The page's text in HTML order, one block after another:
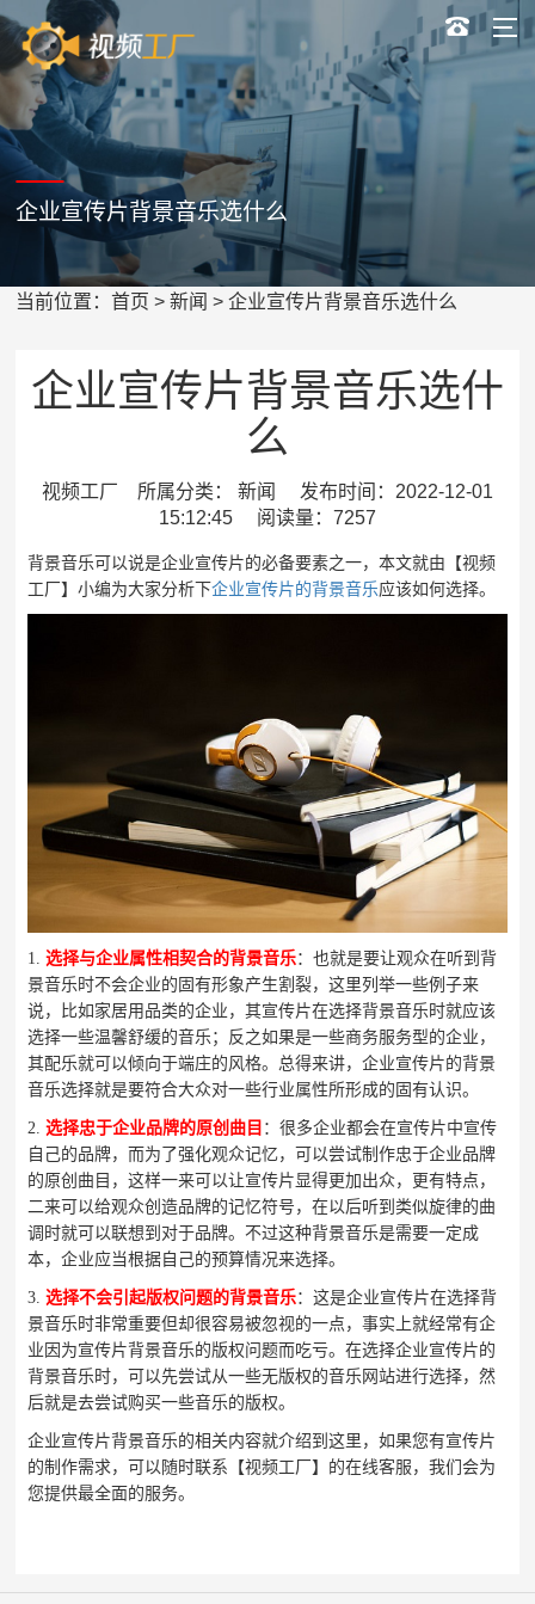
企业宣传片背景音乐选什么
当前位置：首页 >新闻 > 企业宣传片背景音乐选什么
企业宣传片背景音乐选什
么
视频工厂 所属分类： 新闻 发布时间：2022-12-01
15:12:45 阅读量：7257
背景音乐可以说是企业宣传片的必备要素之一，本文就由【视频
工厂】小编为大家分析下企业宣传片的背景音乐应该如何选择。
1.选择与企业属性相契合的背景音乐：也就是要让观众在听到背
景音乐时不会企业的固有形象产生割裂，这里列举一些例子来
说，比如家居用品类的企业，其宣传片在选择背景音乐时就应该
选择一些温馨舒缓的音乐；反之如果是一些商务服务型的企业，
其配乐就可以倾向于端庄的风格。总得来讲，企业宣传片的背景
音乐选择就是要符合大众对一些行业属性所形成的固有认识。
2.选择忠于企业品牌的原创曲目 ：很多企业都会在宣传片中宣传
自己的品牌，而为了强化观众记忆，可以尝试制作忠于企业品牌
的原创曲目，这样一来可以让宣传片显得更加出众，更有特点，
二来可以给观众创造品牌的记忆符号，在以后听到类似旋律的曲
调时就可以联想到对于品牌。不过这种背景音乐是需要一定成
本，企业应当根据自己的预算情况来选择。
3.选择不会引起版权问题的背景音乐：这是企业宣传片在选择背
景音乐时非常重要但却很容易被忽视的一点，事实上就经常有企
业因为宣传片背景音乐的版权问题而吃亏。在选择企业宣传片的
背景音乐时，可以先尝试从一些无版权的音乐网站进行选择，然
后就是去尝试购买一些音乐的版权。
企业宣传片背景音乐的相关内容就介绍到这里，如果您有宣传片
的制作需求，可以随时联系【视频工厂】的在线客服，我们会为
您提供最全面的服务。